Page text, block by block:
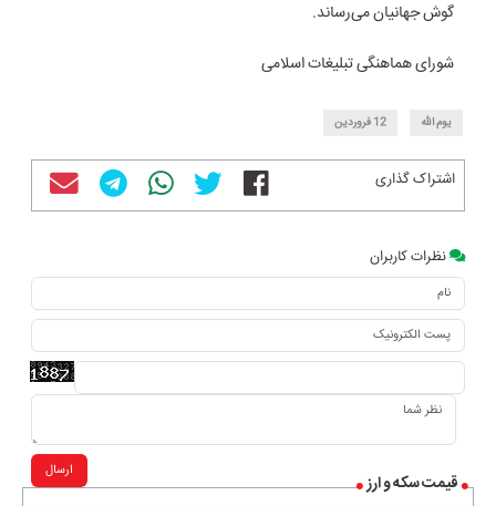
قیمت سکه و ارز
گوش جهانیان می‌رساند.
شورای هماهنگی تبلیغات اسلامی
یوم الله 12 فروردین
اشتراک گذاری
نظرات کاربران
ارسال